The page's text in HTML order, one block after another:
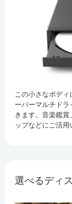
この小さなボディ
ーパーマルチド
きます。音楽鑑
ップなどにご活用
選べるディ